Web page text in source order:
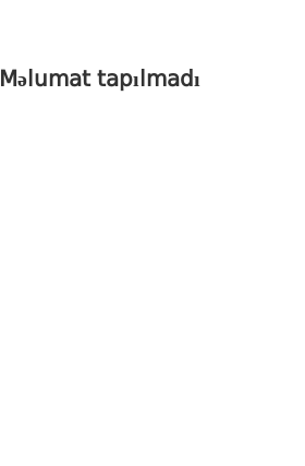
Məlumat tapılmadı